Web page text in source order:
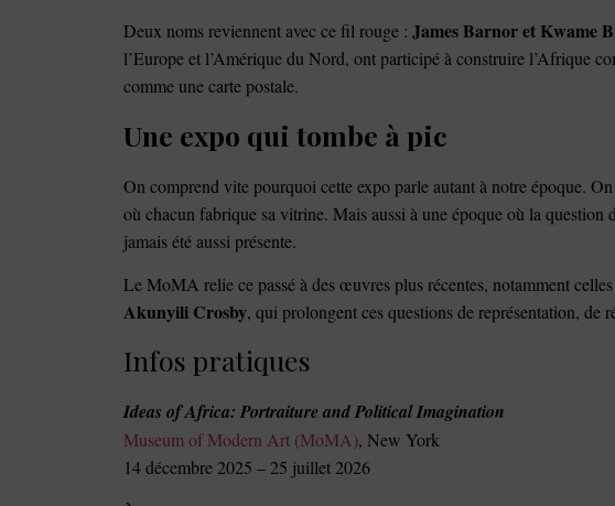
Deux noms reviennent avec ce fil rouge : James Barnor et Kwame
l’Europe et l’Amérique du Nord, ont participé à construire l’Afrique
comme une carte postale.
Une expo qui tombe à pic
On comprend vite pourquoi cette expo parle autant à notre époque.
où chacun fabrique sa vitrine. Mais aussi à une époque où la question
jamais été aussi présente.
Le MoMA relie ce passé à des œuvres plus récentes, notamment
Akunyili Crosby, qui prolongent ces questions de représentation, de
Infos pratiques
Ideas of Africa: Portraiture and Political Imagination
Museum of Modern Art (MoMA), New York
14 décembre 2025 – 25 juillet 2026